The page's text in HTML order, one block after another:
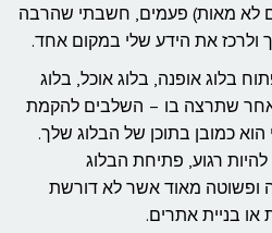
לא מאות) פעמים, חשבתי שהרבה
ולרכז את הידע שלי במקום אחד.
בלוג אופנה, בלוג אוכל, בלוג
אחר שתרצה בו – השלבים להקמת
הוא כמובן בתוכן של הבלוג שלך.
רגוע, פתיחת הבלוג
ופשוטה מאוד אשר לא דורשת
בניית אתרים.